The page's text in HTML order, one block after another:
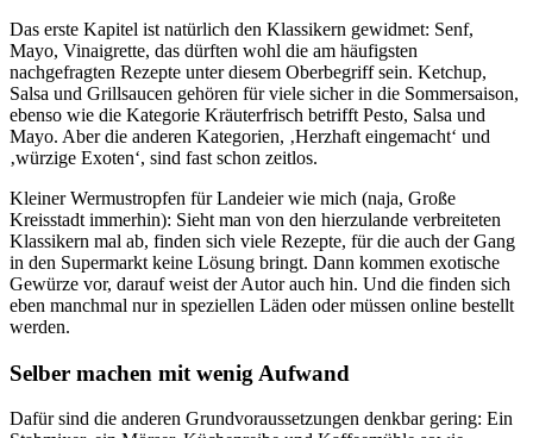
Das erste Kapitel ist natürlich den Klassikern gewidmet: Senf,
Mayo, Vinaigrette, das dürften wohl die am häufigsten
nachgefragten Rezepte unter diesem Oberbegriff sein. Ketchup,
Salsa und Grillsaucen gehören für viele sicher in die Sommersaison,
ebenso wie die Kategorie Kräuterfrisch betrifft Pesto, Salsa und
Mayo. Aber die anderen Kategorien, ‚Herzhaft eingemacht‘ und
‚würzige Exoten‘, sind fast schon zeitlos.
Kleiner Wermustropfen für Landeier wie mich (naja, Große
Kreisstadt immerhin): Sieht man von den hierzulande verbreiteten
Klassikern mal ab, finden sich viele Rezepte, für die auch der Gang
in den Supermarkt keine Lösung bringt. Dann kommen exotische
Gewürze vor, darauf weist der Autor auch hin. Und die finden sich
eben manchmal nur in speziellen Läden oder müssen online bestellt
werden.
Selber machen mit wenig Aufwand
Dafür sind die anderen Grundvoraussetzungen denkbar gering: Ein